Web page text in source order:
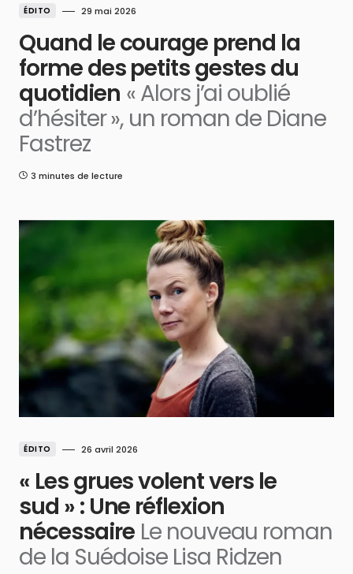
ÉDITO 29 mai 2026
Quand le courage prend la
forme des petits gestes du
quotidien « Alors j’ai oublié
d’hésiter », un roman de Diane
Fastrez
3 minutes de lecture
ÉDITO 26 avril 2026
« Les grues volent vers le
sud » : Une réflexion
nécessaire Le nouveau roman
de la Suédoise Lisa Ridzen